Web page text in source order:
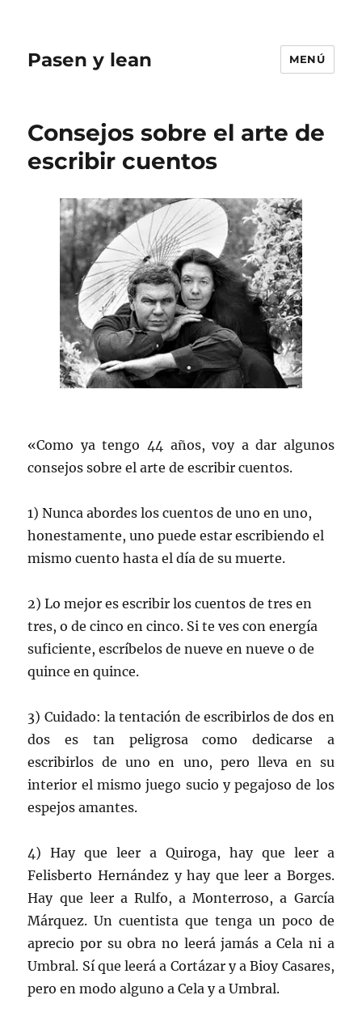
Pasen y lean MENÚ
Consejos sobre el arte de
escribir cuentos
«Como ya tengo 44 años, voy a dar algunos
consejos sobre el arte de escribir cuentos.
1) Nunca abordes los cuentos de uno en uno,
honestamente, uno puede estar escribiendo el
mismo cuento hasta el día de su muerte.
2) Lo mejor es escribir los cuentos de tres en
tres, o de cinco en cinco. Si te ves con energía
suficiente, escríbelos de nueve en nueve o de
quince en quince.
3) Cuidado: la tentación de escribirlos de dos en
dos es tan peligrosa como dedicarse a
escribirlos de uno en uno, pero lleva en su
interior el mismo juego sucio y pegajoso de los
espejos amantes.
4) Hay que leer a Quiroga, hay que leer a
Felisberto Hernández y hay que leer a Borges.
Hay que leer a Rulfo, a Monterroso, a García
Márquez. Un cuentista que tenga un poco de
aprecio por su obra no leerá jamás a Cela ni a
Umbral. Sí que leerá a Cortázar y a Bioy Casares,
pero en modo alguno a Cela y a Umbral.